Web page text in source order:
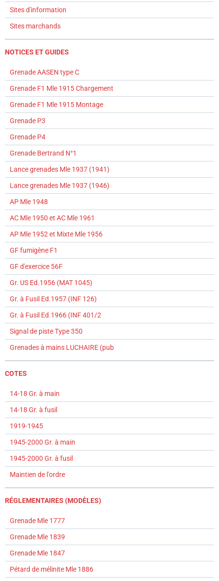
Sites d'information
Sites marchands
NOTICES ET GUIDES
Grenade AASEN type C
Grenade F1 Mle 1915 Chargement
Grenade F1 Mle 1915 Montage
Grenade P3
Grenade P4
Grenade Bertrand N°1
Lance grenades Mle 1937 (1941)
Lance grenades Mle 1937 (1946)
AP Mle 1948
AC Mle 1950 et AC Mle 1961
AP Mle 1952 et Mixte Mle 1956
GF fumigène F1
GF d'exercice 56F
Gr. US Ed.1956 (MAT 1045)
Gr. à Fusil Ed.1957 (INF 126)
Gr. à Fusil Ed.1966 (INF 401/2
Signal de piste Type 350
Grenades à mains LUCHAIRE (pub
COTES
14-18 Gr. à main
14-18 Gr. à fusil
1919-1945
1945-2000 Gr. à main
1945-2000 Gr. à fusil
Maintien de l'ordre
RÉGLEMENTAIRES (MODÈLES)
Grenade Mle 1777
Grenade Mle 1839
Grenade Mle 1847
Pétard de mélinite Mle 1886